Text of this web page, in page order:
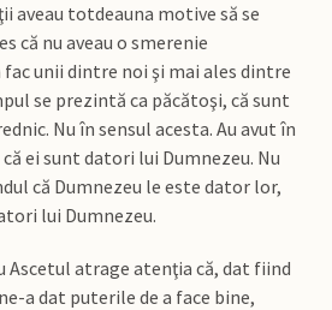
aveau totdeauna motive să se
că nu aveau o smerenie
unii dintre noi şi mai ales dintre
se prezintă ca păcătoşi, că sunt
Nu în sensul acesta. Au avut în
ei sunt datori lui Dumnezeu. Nu
că Dumnezeu le este dator lor,
lui Dumnezeu.
Ascetul atrage atenţia că, dat fiind
a dat puterile de a face bine,